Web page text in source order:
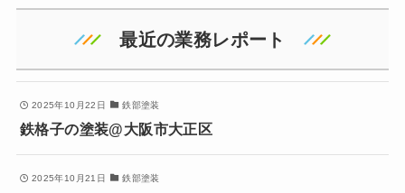
最近の業務レポート
2025年10月22日 鉄部塗装
鉄格子の塗装@大阪市大正区
2025年10月21日 鉄部塗装